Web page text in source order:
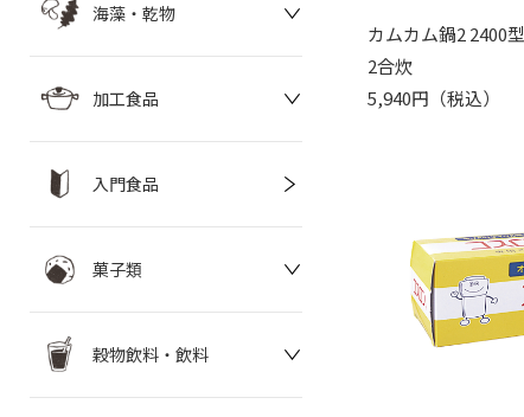
海藻・乾物
加工食品
入門食品
菓子類
穀物飲料・飲料
カムカム鍋2 2400型
2合炊
5,940円（税込）